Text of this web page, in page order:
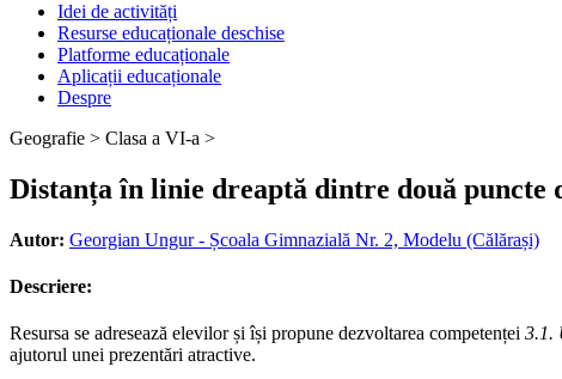
Idei de activități
Resurse educaționale deschise
Platforme educaționale
Aplicații educaționale
Despre
Geografie > Clasa a VI-a >
Distanța în linie dreaptă dintre două puncte
Autor: Georgian Ungur - Școala Gimnazială Nr. 2, Modelu (Călărași)
Descriere:
Resursa se adresează elevilor și își propune dezvoltarea competenței 3.1.
ajutorul unei prezentări atractive.